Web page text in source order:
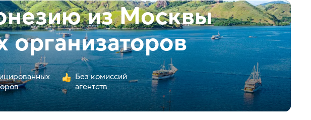
из Москвы
организаторов
Без комиссий
агентств